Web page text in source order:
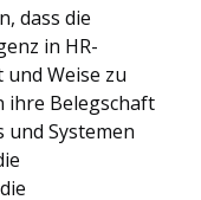
dass die
in HR-
und Weise zu
ihre Belegschaft
Systemen